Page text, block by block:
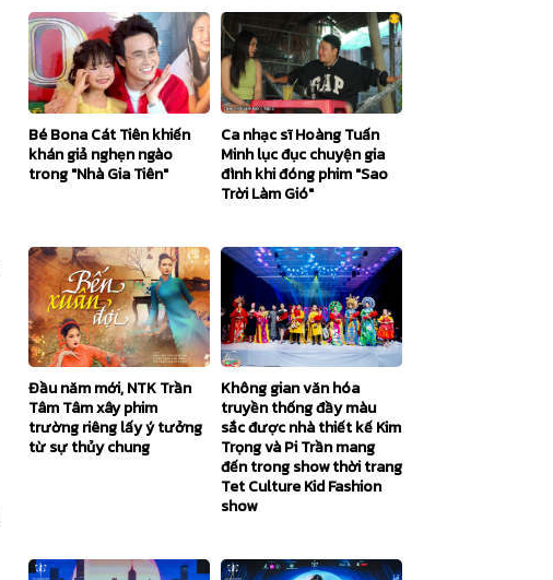
Bé Bona Cát Tiên khiến
khán giả nghẹn ngào
trong "Nhà Gia Tiên"
Ca nhạc sĩ Hoàng Tuấn
Minh lục đục chuyện gia
đình khi đóng phim "Sao
Trời Làm Gió"
Đầu năm mới, NTK Trần
Tâm Tâm xây phim
trường riêng lấy ý tưởng
từ sự thủy chung
Không gian văn hóa
truyền thống đầy màu
sắc được nhà thiết kế Kim
Trọng và Pi Trần mang
đến trong show thời trang
Tet Culture Kid Fashion
show